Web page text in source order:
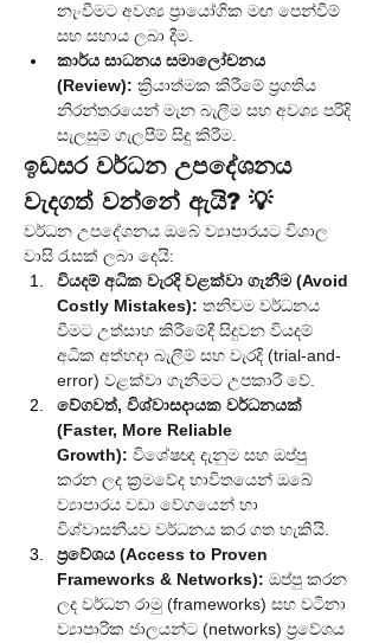
නැංවීමට අවශ්‍ය ප්‍රායෝගික මඟ පෙන්වීම්
සහ සහාය ලබා දීම.
කාර්ය සාධනය සමාලෝචනය
(Review): ක්‍රියාත්මක කිරීමේ ප්‍රගතිය
නිරන්තරයෙන් මැන බැලීම සහ අවශ්‍ය පරිදි
සැලසුම් ගැලපීම් සිදු කිරීම.
ඉඩසර වර්ධන උපදේශනය
වැදගත් වන්නේ ඇයි? 💡
වර්ධන උපදේශනය ඔබේ ව්‍යාපාරයට විශාල
වාසි රැසක් ලබා දෙයි:
වියදම් අධික වැරදි වළක්වා ගැනීම (Avoid
Costly Mistakes): තනිවම වර්ධනය
වීමට උත්සාහ කිරීමේදී සිදුවන වියදම්
අධික අත්හදා බැලීම් සහ වැරදි (trial-and-
error) වළක්වා ගැනීමට උපකාරී වේ.
වේගවත්, විශ්වාසදායක වර්ධනයක්
(Faster, More Reliable
Growth): විශේෂඥ දැනුම සහ ඔප්පු
කරන ලද ක්‍රමවේද භාවිතයෙන් ඔබේ
ව්‍යාපාරය වඩා වේගයෙන් හා
විශ්වාසනීයව වර්ධනය කර ගත හැකියි.
ප්‍රවේශය (Access to Proven
Frameworks & Networks): ඔප්පු කරන
ලද වර්ධන රාමු (frameworks) සහ වටිනා
ව්‍යාපාරික ජාලයන්ට (networks) ප්‍රවේශය